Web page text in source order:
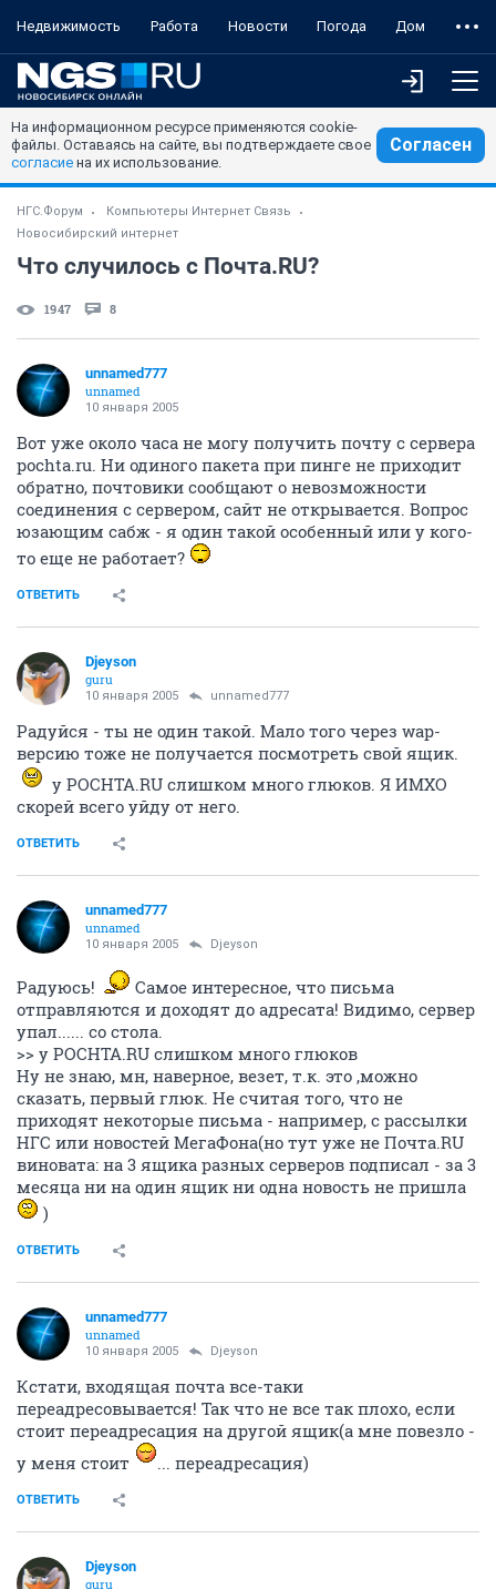
Недвижимость Работа Новости Погода Дом
На информационном ресурсе применяются cookie-
файлы. Оставаясь на сайте, вы подтверждаете свое
согласие на их использование.
Согласен
НГС.Форум
Компьютеры Интернет Связь
Новосибирский интернет
Что случилось с Почта.RU?
1947 8
unnamed777
unnamed
10 января 2005
Вот уже около часа не могу получить почту с сервера
pochta.ru. Ни одиного пакета при пинге не приходит
обратно, почтовики сообщают о невозможности
соединения с сервером, сайт не открывается. Вопрос
юзающим сабж - я один такой особенный или у кого-
то еще не работает?
ОТВЕТИТЬ
Djeyson
guru
10 января 2005 unnamed777
Радуйся - ты не один такой. Мало того через wap-
версию тоже не получается посмотреть свой ящик.
у POCHTA.RU слишком много глюков. Я ИМХО
скорей всего уйду от него.
ОТВЕТИТЬ
unnamed777
unnamed
10 января 2005 Djeyson
Радуюсь!
Самое интересное, что письма
отправляются и доходят до адресата! Видимо, сервер
упал...... со стола.
>> у POCHTA.RU слишком много глюков
Ну не знаю, мн, наверное, везет, т.к. это ,можно
сказать, первый глюк. Не считая того, что не
приходят некоторые письма - например, с рассылки
НГС или новостей МегаФона(но тут уже не Почта.RU
виновата: на 3 ящика разных серверов подписал - за 3
месяца ни на один ящик ни одна новость не пришла
)
ОТВЕТИТЬ
unnamed777
unnamed
10 января 2005 Djeyson
Кстати, входящая почта все-таки
переадресовывается! Так что не все так плохо, если
стоит переадресация на другой ящик(а мне повезло -
у меня стоит
... переадресация)
ОТВЕТИТЬ
Djeyson
guru